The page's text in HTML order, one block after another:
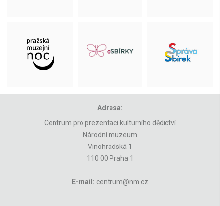
Adresa:
Centrum pro prezentaci kulturního dědictví
Národní muzeum
Vinohradská 1
110 00 Praha 1
E-mail: centrum@nm.cz